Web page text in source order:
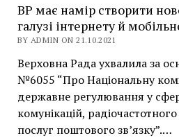
ВР має намір створити
галузі інтернету й
BY ADMIN ON 21.10.2021
Верховна Рада ухвалила за
№6055 “Про Національну
державне регулювання у
комунікацій,
послуг поштового зв’язку”.…